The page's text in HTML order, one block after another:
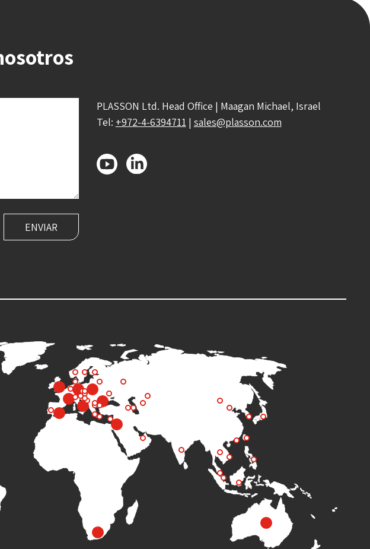
PLASSON Ltd. Head Office | Maagan Michael, Israel
Tel: +972-4-6394711 | sales@plasson.com